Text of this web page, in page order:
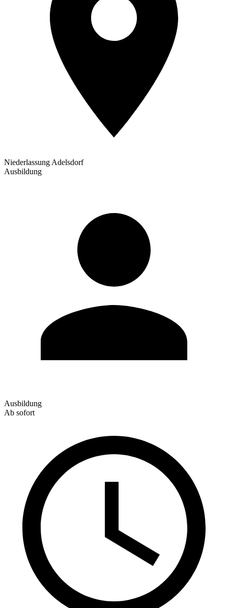
Niederlassung Adelsdorf
Ausbildung
Ausbildung
Ab sofort